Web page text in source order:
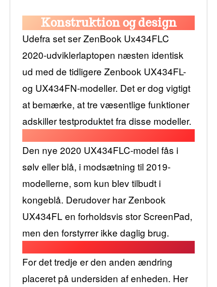
Konstruktion og design
Udefra set ser ZenBook Ux434FLC
2020-udviklerlaptopen næsten identisk
ud med de tidligere Zenbook UX434FL-
og UX434FN-modeller. Det er dog vigtigt
at bemærke, at tre væsentlige funktioner
adskiller testproduktet fra disse modeller.
Den nye 2020 UX434FLC-model fås i
sølv eller blå, i modsætning til 2019-
modellerne, som kun blev tilbudt i
kongeblå. Derudover har Zenbook
UX434FL en forholdsvis stor ScreenPad,
men den forstyrrer ikke daglig brug.
For det tredje er den anden ændring
placeret på undersiden af ​​enheden. Her